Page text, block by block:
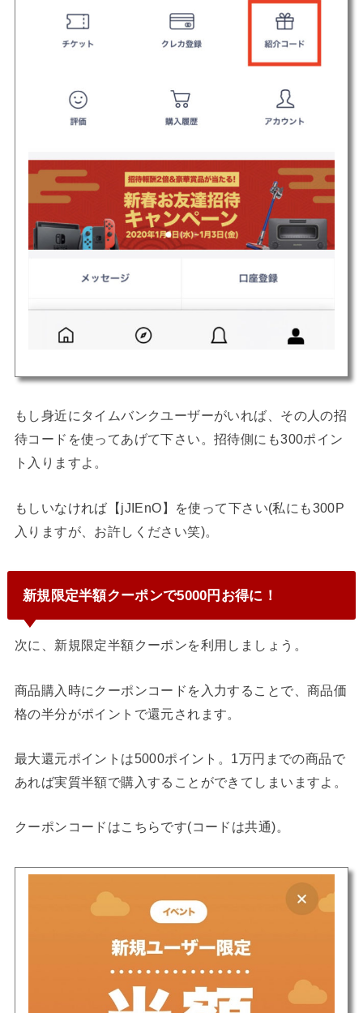
もし身近にタイムバンクユーザーがいれば、その人の招
待コードを使ってあげて下さい。招待側にも300ポイン
ト入りますよ。
もしいなければ【jJIEnO】を使って下さい(私にも300P
入りますが、お許しください笑)。
新規限定半額クーポンで5000円お得に！
次に、新規限定半額クーポンを利用しましょう。
商品購入時にクーポンコードを入力することで、商品価
格の半分がポイントで還元されます。
最大還元ポイントは5000ポイント。1万円までの商品で
あれば実質半額で購入することができてしまいますよ。
クーポンコードはこちらです(コードは共通)。